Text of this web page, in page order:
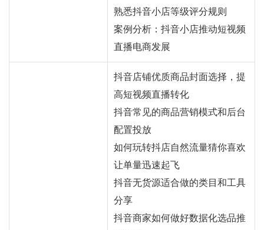
熟悉抖音小店等级评分规则
案例分析：抖音小店推动短视频
直播电商发展
抖音店铺优质商品封面选择，提
高短视频直播转化
抖音常见的商品营销模式和后台
配置投放
如何玩转抖店自然流量猜你喜欢
让单量迅速起飞
抖音无货源适合做的类目和工具
分享
抖音商家如何做好数据化选品推